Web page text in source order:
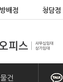
방배점
청담점
건